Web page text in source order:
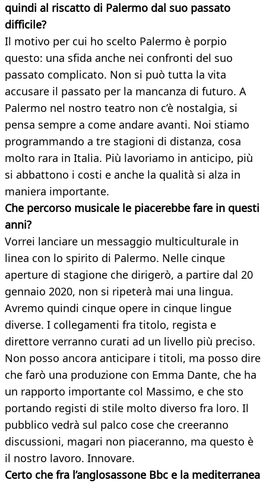
quindi al riscatto di Palermo dal suo passato
difficile?
Il motivo per cui ho scelto Palermo è porpio
questo: una sfida anche nei confronti del suo
passato complicato. Non si può tutta la vita
accusare il passato per la mancanza di futuro. A
Palermo nel nostro teatro non c’è nostalgia, si
pensa sempre a come andare avanti. Noi stiamo
programmando a tre stagioni di distanza, cosa
molto rara in Italia. Più lavoriamo in anticipo, più
si abbattono i costi e anche la qualità si alza in
maniera importante.
Che percorso musicale le piacerebbe fare in questi
anni?
Vorrei lanciare un messaggio multiculturale in
linea con lo spirito di Palermo. Nelle cinque
aperture di stagione che dirigerò, a partire dal 20
gennaio 2020, non si ripeterà mai una lingua.
Avremo quindi cinque opere in cinque lingue
diverse. I collegamenti fra titolo, regista e
direttore verranno curati ad un livello più preciso.
Non posso ancora anticipare i titoli, ma posso dire
che farò una produzione con Emma Dante, che ha
un rapporto importante col Massimo, e che sto
portando registi di stile molto diverso fra loro. Il
pubblico vedrà sul palco cose che creeranno
discussioni, magari non piaceranno, ma questo è
il nostro lavoro. Innovare.
Certo che fra l’anglosassone Bbc e la mediterranea